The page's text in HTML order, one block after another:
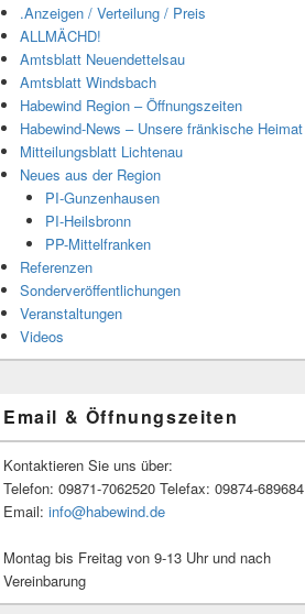
.Anzeigen / Verteilung / Preis
ALLMÄCHD!
Amtsblatt Neuendettelsau
Amtsblatt Windsbach
Habewind Region – Öffnungszeiten
Habewind-News – Unsere fränkische Heimat
Mitteilungsblatt Lichtenau
Neues aus der Region
PI-Gunzenhausen
PI-Heilsbronn
PP-Mittelfranken
Referenzen
Sonderveröffentlichungen
Veranstaltungen
Videos
Email & Öffnungszeiten
Kontaktieren Sie uns über:
Telefon: 09871-7062520 Telefax: 09874-689684
Email: info@habewind.de
Montag bis Freitag von 9-13 Uhr und nach
Vereinbarung